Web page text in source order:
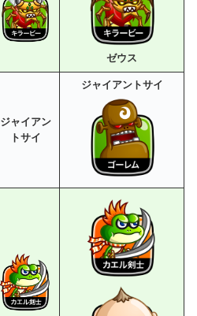
ゼウス
ジャイアン
トサイ
ジャイアントサイ